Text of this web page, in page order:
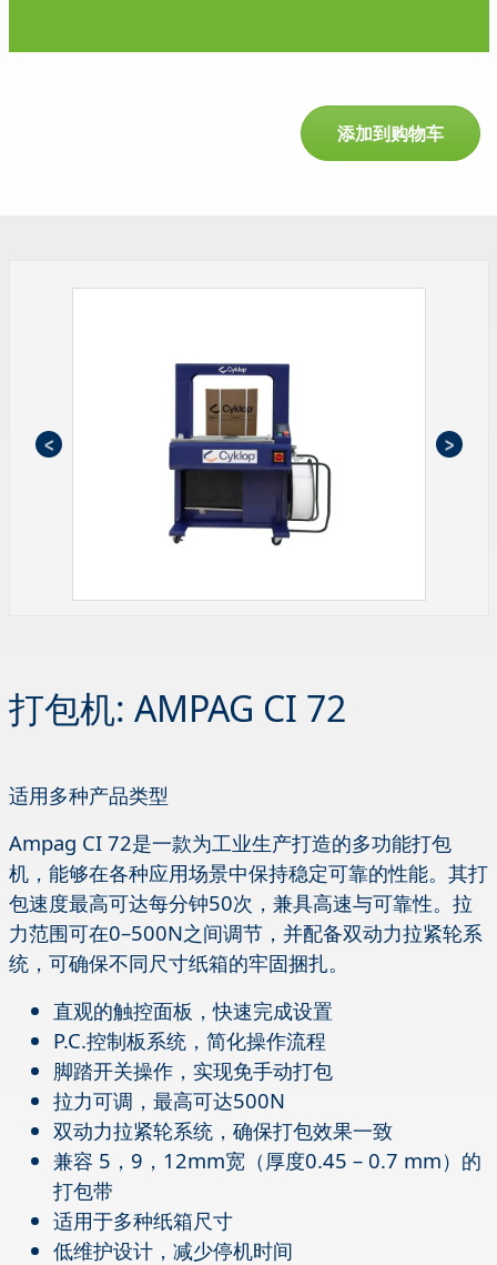
添加到购物车
打包机: AMPAG CI 72
适用多种产品类型
Ampag CI 72是一款为工业生产打造的多功能打包
机，能够在各种应用场景中保持稳定可靠的性能。其打
包速度最高可达每分钟50次，兼具高速与可靠性。拉
力范围可在0–500N之间调节，并配备双动力拉紧轮系
统，可确保不同尺寸纸箱的牢固捆扎。
直观的触控面板，快速完成设置
P.C.控制板系统，简化操作流程
脚踏开关操作，实现免手动打包
拉力可调，最高可达500N
双动力拉紧轮系统，确保打包效果一致
兼容 5，9，12mm宽（厚度0.45 – 0.7 mm）的
打包带
适用于多种纸箱尺寸
低维护设计，减少停机时间